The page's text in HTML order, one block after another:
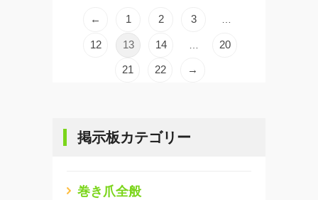
← 1 2 3 …
12 13 14 … 20
21 22 →
掲示板カテゴリー
巻き爪全般